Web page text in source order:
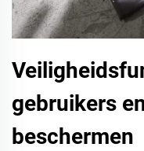
gebruikers
beschermen